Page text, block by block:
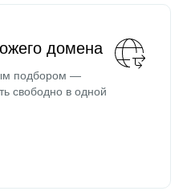
домена
подбором —
свободно в одной